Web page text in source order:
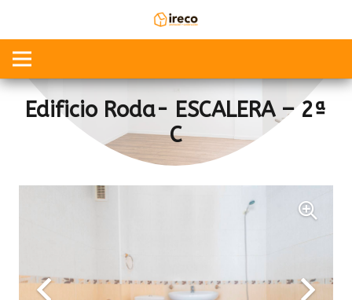
Edificio Roda- ESCALERA – 2ª
C